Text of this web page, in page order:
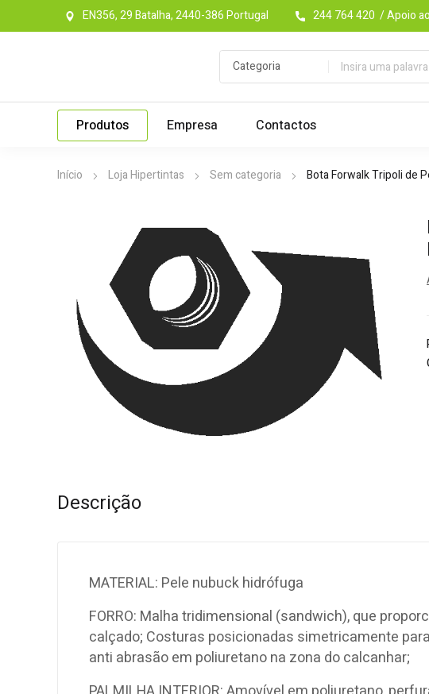
EN356, 29 Batalha, 2440-386 Portugal 244 764 420 / Apoio
Produtos Empresa Contactos
Início Loja Hipertintas Sem categoria Bota Forwalk Tripoli de
Descrição
MATERIAL: Pele nubuck hidrófuga
FORRO: Malha tridimensional (sandwich), que
calçado; Costuras posicionadas simetricamente
anti abrasão em poliuretano na zona do calcanhar;